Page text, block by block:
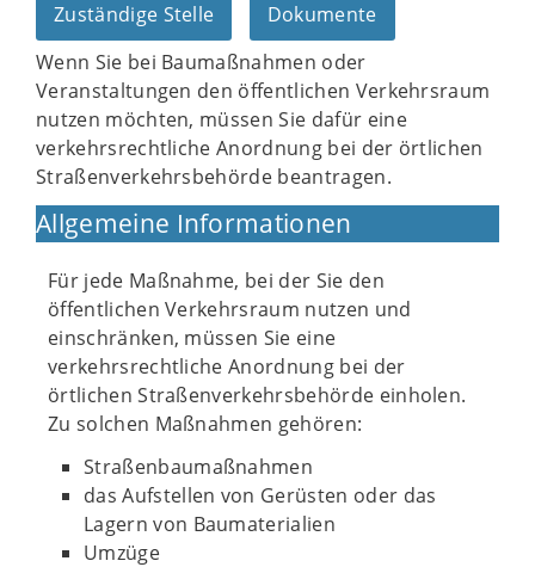
Zuständige Stelle
Dokumente
Wenn Sie bei Baumaßnahmen oder
Veranstaltungen den öffentlichen Verkehrsraum
nutzen möchten, müssen Sie dafür eine
verkehrsrechtliche Anordnung bei der örtlichen
Straßenverkehrsbehörde beantragen.
Allgemeine Informationen
Für jede Maßnahme, bei der Sie den
öffentlichen Verkehrsraum nutzen und
einschränken, müssen Sie eine
verkehrsrechtliche Anordnung bei der
örtlichen Straßenverkehrsbehörde einholen.
Zu solchen Maßnahmen gehören:
Straßenbaumaßnahmen
das Aufstellen von Gerüsten oder das
Lagern von Baumaterialien
Umzüge